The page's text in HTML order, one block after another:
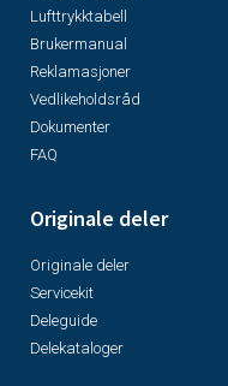
Lufttrykktabell
Brukermanual
Reklamasjoner
Vedlikeholdsråd
Dokumenter
FAQ
Originale deler
Originale deler
Servicekit
Deleguide
Delekataloger